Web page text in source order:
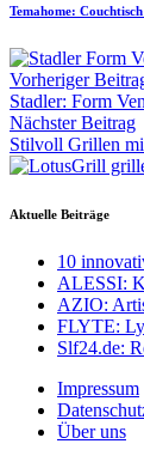
Temahome:
Vorheriger
Stadler: Form
Nächster Beitrag
Stilvoll Grillen
Aktuelle Beiträge
10
ALESSI:
AZIO:
FLYTE:
Slf24.de:
Impressum
Über uns